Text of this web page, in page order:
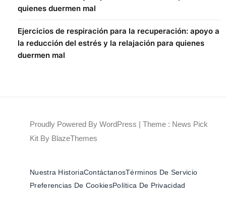
quienes duermen mal
Ejercicios de respiración para la recuperación: apoyo a
la reducción del estrés y la relajación para quienes
duermen mal
Proudly Powered By WordPress | Theme : News Pick
Kit By BlazeThemes
Nuestra HistoriaContáctanosTérminos De Servicio
Preferencias De CookiesPolítica De Privacidad